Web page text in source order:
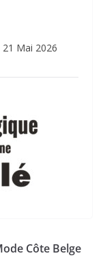
Mai 2026
Côte Belge